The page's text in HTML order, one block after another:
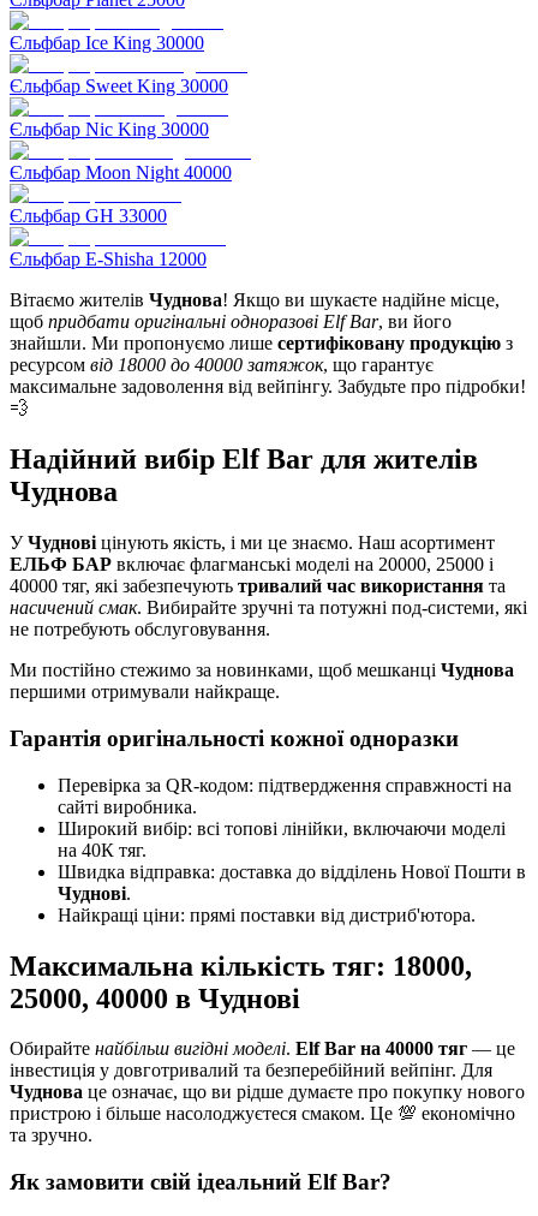
Єльфбар Ice King 30000
Єльфбар Sweet King 30000
Єльфбар Nic King 30000
Єльфбар Moon Night 40000
Єльфбар GH 33000
Єльфбар E-Shisha 12000
Вітаємо жителів Чуднова! Якщо ви шукаєте надійне місце,
щоб придбати оригінальні одноразові Elf Bar, ви його
знайшли. Ми пропонуємо лише сертифіковану продукцію з
ресурсом від 18000 до 40000 затяжок, що гарантує
максимальне задоволення від вейпінгу. Забудьте про підробки!
💨
Надійний вибір Elf Bar для жителів
Чуднова
УЧуднові цінують якість, і ми це знаємо. Наш асортимент
ЕЛЬФ БАР включає флагманські моделі на 20000, 25000 і
40000 тяг, які забезпечують тривалий час використання та
насичений смак. Вибирайте зручні та потужні под-системи, які
не потребують обслуговування.
Ми постійно стежимо за новинками, щоб мешканці Чуднова
першими отримували найкраще.
Гарантія оригінальності кожної одноразки
Перевірка за QR-кодом: підтвердження справжності на
сайті виробника.
Широкий вибір: всі топові лінійки, включаючи моделі
на 40К тяг.
Швидка відправка: доставка до відділень Нової Пошти в
Чуднові.
Найкращі ціни: прямі поставки від дистриб'ютора.
Максимальна кількість тяг: 18000,
25000, 40000 в Чуднові
Обирайте найбільш вигідні моделі. Elf Bar на 40000 тяг — це
інвестиція у довготривалий та безперебійний вейпінг. Для
Чуднова це означає, що ви рідше думаєте про покупку нового
пристрою і більше насолоджуєтеся смаком. Це 💯 економічно
та зручно.
Як замовити свій ідеальний Elf Bar?